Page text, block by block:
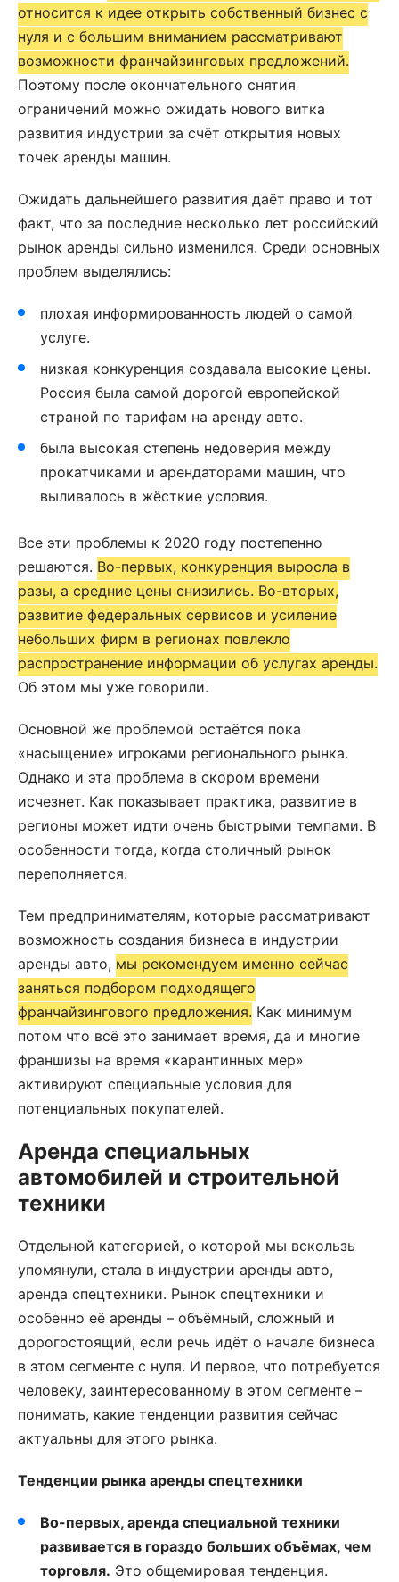
относится к идее открыть собственный бизнес с
нуля и с большим вниманием рассматривают
возможности франчайзинговых предложений.
Поэтому после окончательного снятия
ограничений можно ожидать нового витка
развития индустрии за счёт открытия новых
точек аренды машин.
Ожидать дальнейшего развития даёт право и тот
факт, что за последние несколько лет российский
рынок аренды сильно изменился. Среди основных
проблем выделялись:
плохая информированность людей о самой
услуге.
низкая конкуренция создавала высокие цены.
Россия была самой дорогой европейской
страной по тарифам на аренду авто.
была высокая степень недоверия между
прокатчиками и арендаторами машин, что
выливалось в жёсткие условия.
Все эти проблемы к 2020 году постепенно
решаются. Во-первых, конкуренция выросла в
разы, а средние цены снизились. Во-вторых,
развитие федеральных сервисов и усиление
небольших фирм в регионах повлекло
распространение информации об услугах аренды.
Об этом мы уже говорили.
Основной же проблемой остаётся пока
«насыщение» игроками регионального рынка.
Однако и эта проблема в скором времени
исчезнет. Как показывает практика, развитие в
регионы может идти очень быстрыми темпами. В
особенности тогда, когда столичный рынок
переполняется.
Тем предпринимателям, которые рассматривают
возможность создания бизнеса в индустрии
аренды авто, мы рекомендуем именно сейчас
заняться подбором подходящего
франчайзингового предложения. Как минимум
потом что всё это занимает время, да и многие
франшизы на время «карантинных мер»
активируют специальные условия для
потенциальных покупателей.
Аренда специальных
автомобилей и строительной
техники
Отдельной категорией, о которой мы вскользь
упомянули, стала в индустрии аренды авто,
аренда спецтехники. Рынок спецтехники и
особенно её аренды – объёмный, сложный и
дорогостоящий, если речь идёт о начале бизнеса
в этом сегменте с нуля. И первое, что потребуется
человеку, заинтересованному в этом сегменте –
понимать, какие тенденции развития сейчас
актуальны для этого рынка.
Тенденции рынка аренды спецтехники
Во-первых, аренда специальной техники
развивается в гораздо больших объёмах, чем
торговля. Это общемировая тенденция.